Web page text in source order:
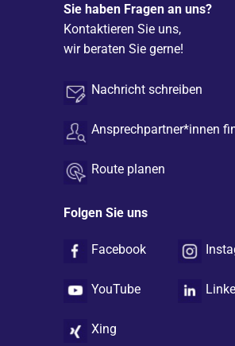
Sie haben Fragen an uns?
Kontaktieren Sie uns,
wir beraten Sie gerne!
Nachricht schreiben
Ansprechpartner*innen
Route planen
Folgen Sie uns
Facebook
YouTube
Xing